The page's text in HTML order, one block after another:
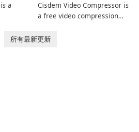
a
Cisdem Video Compressor is
a free video compression
users to compress media
所有最新更新